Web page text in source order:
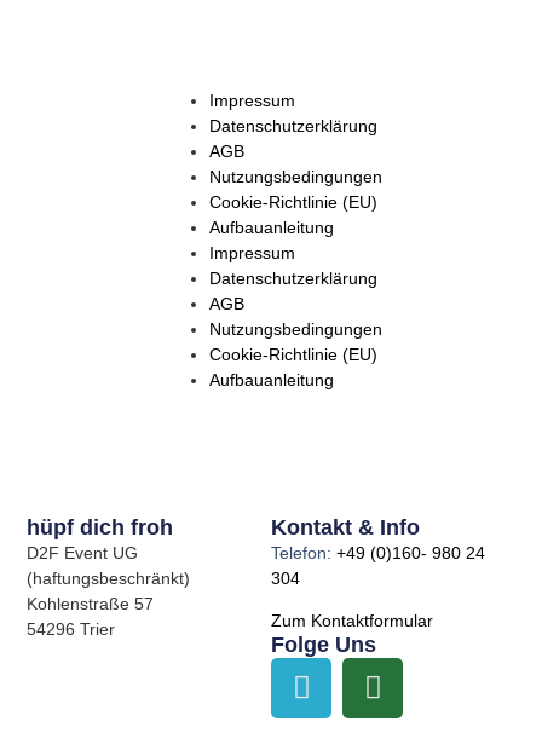
hüpf dich froh
D2F Event UG
(haftungsbeschränkt)
Kohlenstraße 57
54296 Trier
Kontakt & Info
Telefon: +49 (0)160- 980 24
304
Zum Kontaktformular
Folge Uns
Impressum
Datenschutzerklärung
AGB
Nutzungsbedingungen
Cookie-Richtlinie (EU)
Aufbauanleitung
Impressum
Datenschutzerklärung
AGB
Nutzungsbedingungen
Cookie-Richtlinie (EU)
Aufbauanleitung